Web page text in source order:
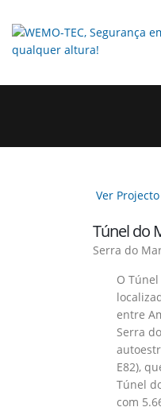
Ver Projecto
Túnel do
Serra do
O
entre
Serra
E82),
Túnel
com